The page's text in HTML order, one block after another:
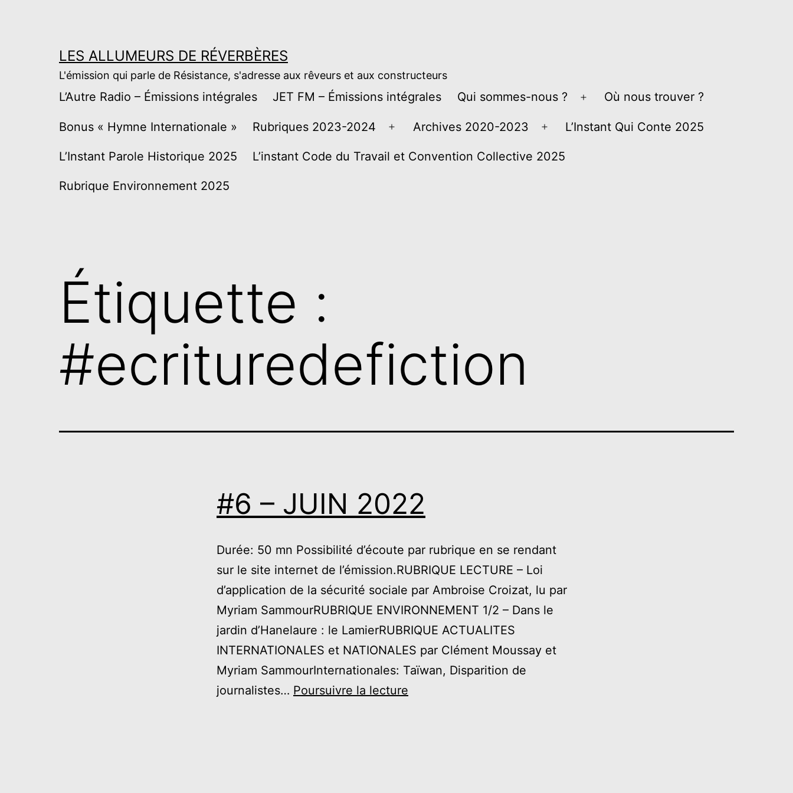
LES ALLUMEURS DE RÉVERBÈRES
L'émission qui parle de Résistance, s'adresse aux rêveurs et aux constructeurs
L’Autre Radio – Émissions intégrales JET FM – Émissions intégrales Qui sommes-nous ?
Ouvrir
le
Où nous trouver ?
Bonus « Hymne Internationale » Rubriques 2023-2024
Ouvrir
le
Archives 2020-2023
Ouvrir
le
L’Instant Qui Conte 2025
L’Instant Parole Historique 2025 L’instant Code du Travail et Convention Collective 2025
Rubrique Environnement 2025
Étiquette :
#ecrituredefiction
#6 – JUIN 2022
Durée: 50 mn Possibilité d’écoute par rubrique en se rendant
sur le site internet de l’émission.RUBRIQUE LECTURE – Loi
d’application de la sécurité sociale par Ambroise Croizat, lu par
Myriam SammourRUBRIQUE ENVIRONNEMENT 1/2 – Dans le
jardin d’Hanelaure : le LamierRUBRIQUE ACTUALITES
INTERNATIONALES et NATIONALES par Clément Moussay et
Myriam SammourInternationales: Taïwan, Disparition de
journalistes… Poursuivre la lecture